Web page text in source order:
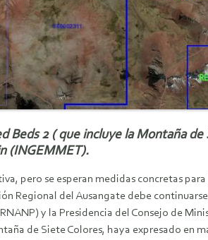
Beds 2 ( que incluye la Montaña
(INGEMMET).
pero se esperan medidas concretas
Regional del Ausangate debe
y la Presidencia del Consejo de
de Siete Colores, haya expresado en